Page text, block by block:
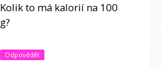
Kolik to má kalorií na 100
g?
Odpovědět